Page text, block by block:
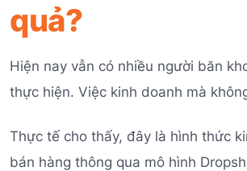
quả?
Hiện nay vẫn có nhiều người băn
thực hiện. Việc kinh doanh mà
Thực tế cho thấy, đây là hình thức
bán hàng thông qua mô hình